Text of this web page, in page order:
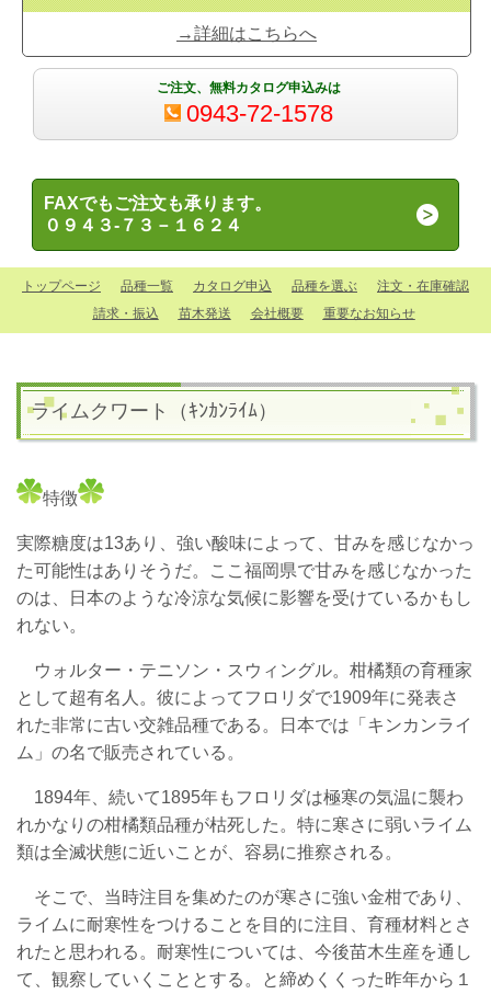
→詳細はこちらへ
ご注文、無料カタログ申込みは
0943-72-1578
FAXでもご注文も承ります。
０９４３-７３－１６２４
トップページ 品種一覧 カタログ申込 品種を選ぶ
注文・在庫確認
請求・振込
苗木発送 会社概要 重要なお知らせ
ライムクワート（ｷﾝｶﾝﾗｲﾑ）
特徴
実際糖度は13あり、強い酸味によって、甘みを感じなかっ
た可能性はありそうだ。ここ福岡県で甘みを感じなかった
のは、日本のような冷涼な気候に影響を受けているかもし
れない。
ウォルター・テニソン・スウィングル。柑橘類の育種家
として超有名人。彼によってフロリダで1909年に発表さ
れた非常に古い交雑品種である。日本では「キンカンライ
ム」の名で販売されている。
1894年、続いて1895年もフロリダは極寒の気温に襲わ
れかなりの柑橘類品種が枯死した。特に寒さに弱いライム
類は全滅状態に近いことが、容易に推察される。
そこで、当時注目を集めたのが寒さに強い金柑であり、
ライムに耐寒性をつけることを目的に注目、育種材料とさ
れたと思われる。耐寒性については、今後苗木生産を通し
て、観察していくこととする。と締めくくった昨年から１